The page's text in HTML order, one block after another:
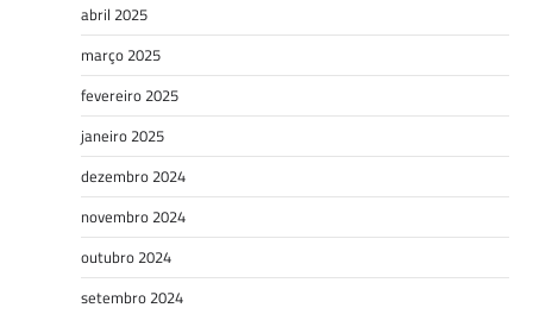
abril 2025
março 2025
fevereiro 2025
janeiro 2025
dezembro 2024
novembro 2024
outubro 2024
setembro 2024